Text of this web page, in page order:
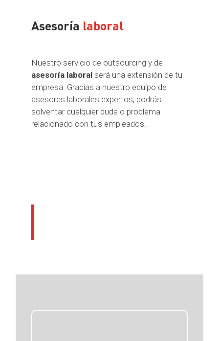
Asesoría laboral
Nuestro servicio de outsourcing y de
asesoría laboral será una extensión de tu
empresa. Gracias a nuestro equipo de
asesores laborales expertos, podrás
solventar cualquier duda o problema
relacionado con tus empleados.